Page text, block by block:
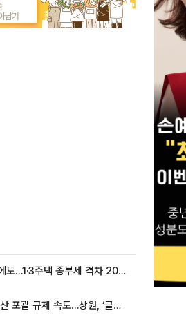
종부세 개편에도…1·3주택 종부세 격차 2028년부터 확대
미국, 가상자산 포괄 규제 속도…상원, ‘클래리티법’ 9월 절차투표 추진